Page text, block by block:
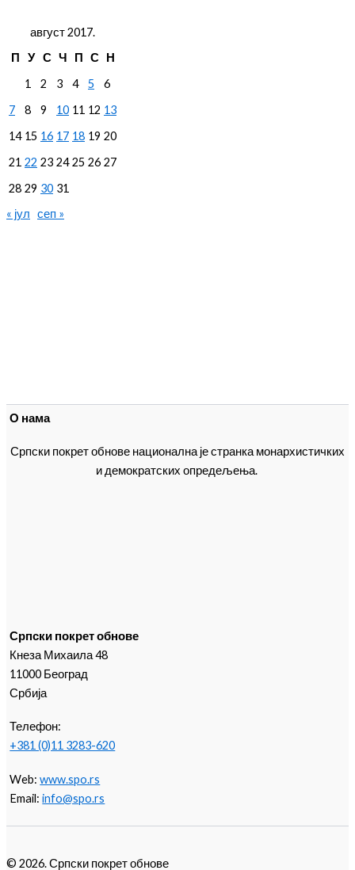
август 2017.
П
У С Ч П С
Н
1
2 3 4 5
6
7
8 9 10 11 12 13
14 15 16 17 18 19 20
21 22 23 24 25 26 27
28 29 30 31
« јул сеп »
О нама
Српски покрет обнове национална је странка монархистичких
и демократских опредељења.
Српски покрет обнове
Кнеза Михаила 48
11000 Београд
Србија
Телефон:
+381 (0)11 3283-620
Web:www.spo.rs
Email:info@spo.rs
© 2026. Српски покрет обнове